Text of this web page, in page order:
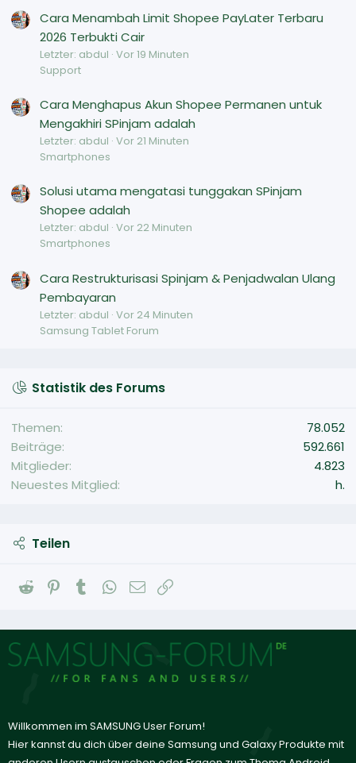
Cara Menambah Limit Shopee PayLater Terbaru
2026 Terbukti Cair
Letzter: abdul Vor 19 Minuten
Support
Cara Menghapus Akun Shopee Permanen untuk
Mengakhiri SPinjam adalah
Letzter: abdul Vor 21 Minuten
Smartphones
Solusi utama mengatasi tunggakan SPinjam
Shopee adalah
Letzter: abdul Vor 22 Minuten
Smartphones
Cara Restrukturisasi Spinjam & Penjadwalan Ulang
Pembayaran
Letzter: abdul Vor 24 Minuten
Samsung Tablet Forum
Statistik des Forums
Themen
78.052
Beiträge
592.661
Mitglieder
4.823
Neuestes Mitglied
h.
Teilen
Reddit PinterestTumblrWhatsApp
E-Mail
Willkommen im SAMSUNG User Forum!
Hier kannst du dich über deine Samsung und Galaxy Produkte mit